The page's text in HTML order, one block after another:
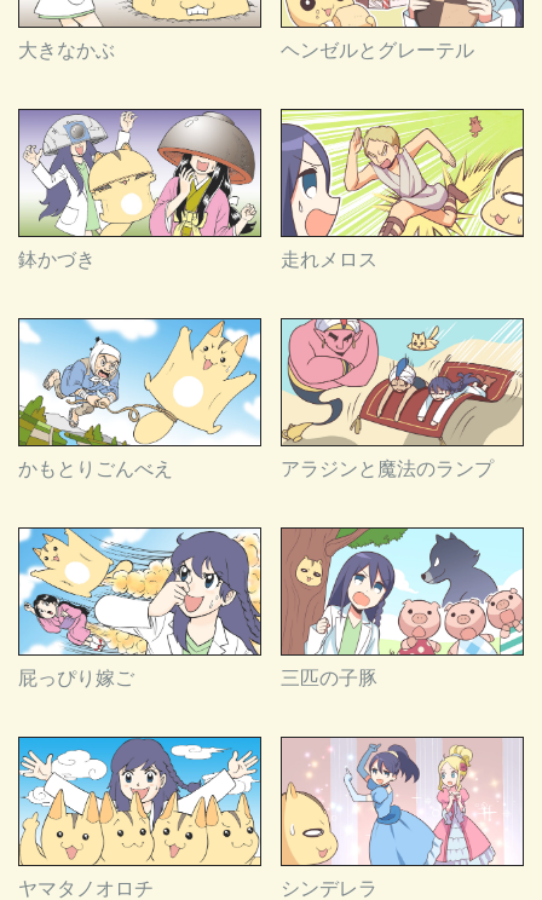
大きなかぶ ヘンゼルとグレーテル
鉢かづき 走れメロス
かもとりごんべえ アラジンと魔法のランプ
屁っぴり嫁ご 三匹の子豚
ヤマタノオロチ シンデレラ